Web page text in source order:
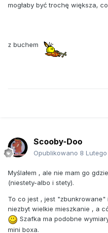
mogłaby być trochę większa,
z buchem
Scooby-Doo
Opublikowano 8 Lutego
Myślałem , ale nie mam go
(niestety-albo i stety).
To co jest , jest "zbunkrowane"
niezbyt wielkie mieszkanie , a
Szafka ma podobne
mini boxa.